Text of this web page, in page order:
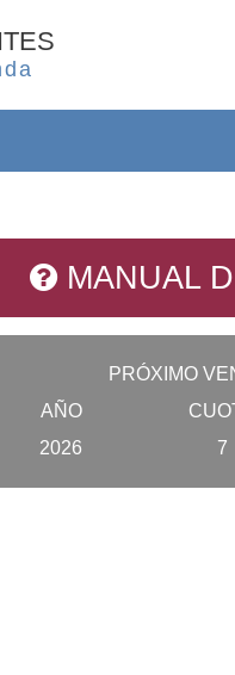
MANUAL
PRÓXIMO
AÑO
2026
7